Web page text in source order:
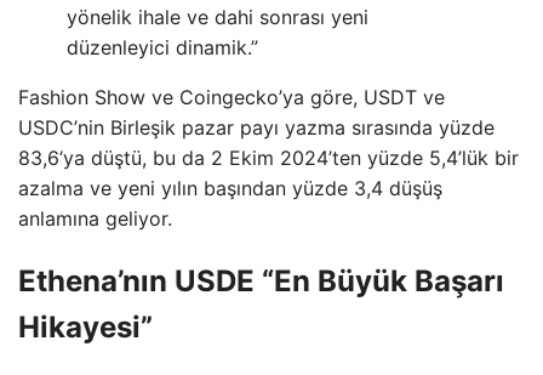
yönelik ihale ve dahi sonrası yeni
düzenleyici dinamik.”
Fashion Show ve Coingecko’ya göre, USDT ve
USDC’nin Birleşik pazar payı yazma sırasında yüzde
83,6’ya düştü, bu da 2 Ekim 2024’ten yüzde 5,4’lük bir
azalma ve yeni yılın başından yüzde 3,4 düşüş
anlamına geliyor.
Ethena’nın USDE “En Büyük Başarı
Hikayesi”